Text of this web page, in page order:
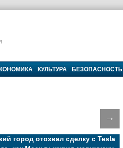
КУЛЬТУРА БЕЗОПАСНОСТЬ
→